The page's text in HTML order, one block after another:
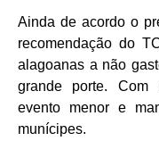
Ainda de acordo o
recomendação do
alagoanas a não
grande porte. Com
evento menor e
munícipes.